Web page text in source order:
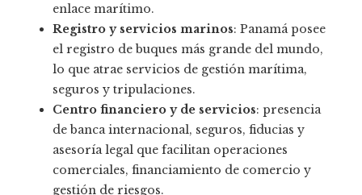
enlace marítimo.
Registro y servicios marinos: Panamá posee
el registro de buques más grande del mundo,
lo que atrae servicios de gestión marítima,
seguros y tripulaciones.
Centro financiero y de servicios: presencia
de banca internacional, seguros, fiducias y
asesoría legal que facilitan operaciones
comerciales, financiamiento de comercio y
gestión de riesgos.